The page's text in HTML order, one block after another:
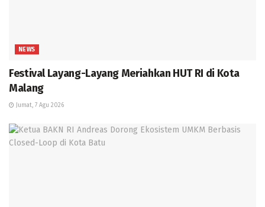
NEWS
Festival Layang-Layang Meriahkan HUT RI di Kota
Malang
Jumat, 7 Agu 2026